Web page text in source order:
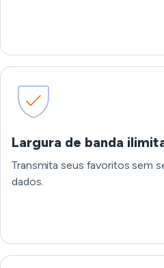
Largura de banda
Transmita seus favoritos sem
dados.